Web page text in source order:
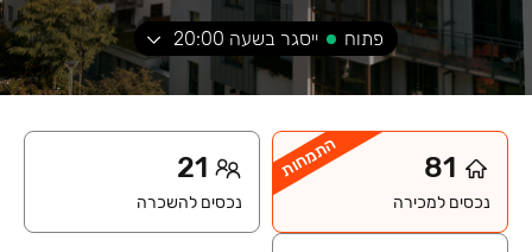
פתוח ייסגר בשעה 20:00
התמחות 81
נכסים למכירה
21
נכסים להשכרה